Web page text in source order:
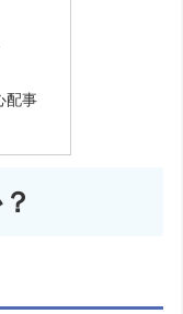
配事